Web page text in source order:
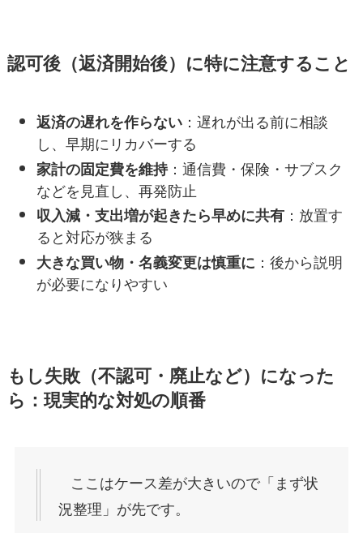
認可後（返済開始後）に特に注意すること
返済の遅れを作らない：遅れが出る前に相談
し、早期にリカバーする
家計の固定費を維持：通信費・保険・サブスク
などを見直し、再発防止
収入減・支出増が起きたら早めに共有：放置す
ると対応が狭まる
大きな買い物・名義変更は慎重に ：後から説明
が必要になりやすい
もし失敗（不認可・廃止など）になった
ら：現実的な対処の順番
ここはケース差が大きいので「まず状
況整理」が先です。